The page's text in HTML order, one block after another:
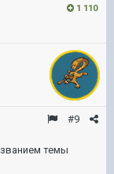
1 110
#9
темы